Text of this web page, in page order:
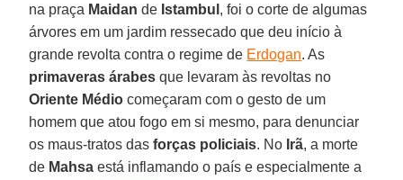
na praça Maidan de Istambul , foi o corte de algumas
árvores em um jardim ressecado que deu início à
grande revolta contra o regime de Erdogan. As
primaveras árabes que levaram às revoltas no
Oriente Médio começaram com o gesto de um
homem que atou fogo em si mesmo, para denunciar
os maus-tratos dasforças policiais. No Irã, a morte
de Mahsa está inflamando o país e especialmente a